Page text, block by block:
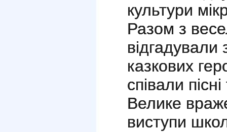
культури
Разом з
відгадували
казкових
співали
Велике
виступи